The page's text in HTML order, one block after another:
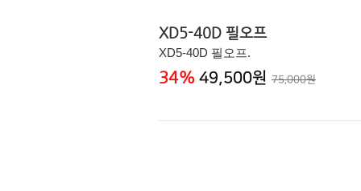
XD5-40D 필오프
XD5-40D 필오프.
34% 49,500원 75,000원